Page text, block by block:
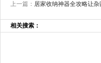
上一篇： 居家收纳神器全攻略让
相关搜索：